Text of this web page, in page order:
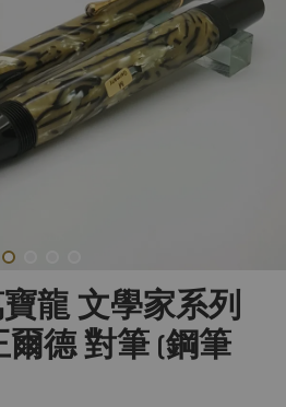
龍 文學家系列
爾德 對筆 (鋼筆